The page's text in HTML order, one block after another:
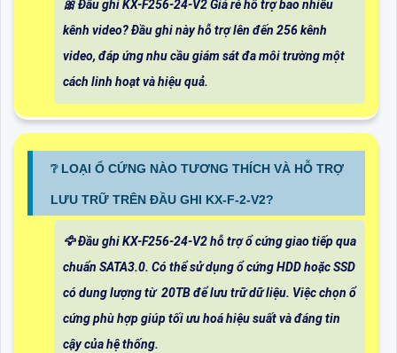
🎀 Đầu ghi KX-F256-24-V2 Giá rẻ hỗ trợ bao nhiêu
kênh video? Đầu ghi này hỗ trợ lên đến 256 kênh
video, đáp ứng nhu cầu giám sát đa môi trường một
cách linh hoạt và hiệu quả.
❔ LOẠI Ổ CỨNG NÀO TƯƠNG THÍCH VÀ HỖ TRỢ
LƯU TRỮ TRÊN ĐẦU GHI KX-F-2-V2?
🦅 Đầu ghi KX-F256-24-V2 hỗ trợ ổ cứng giao tiếp qua
chuẩn SATA3.0. Có thể sử dụng ổ cứng HDD hoặc SSD
có dung lượng từ 20TB để lưu trữ dữ liệu. Việc chọn ổ
cứng phù hợp giúp tối ưu hoá hiệu suất và đáng tin
cậy của hệ thống.